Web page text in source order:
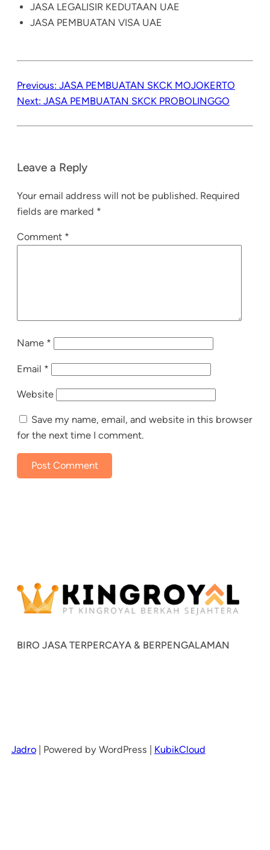
JASA LEGALISIR KEDUTAAN UAE
JASA PEMBUATAN VISA UAE
Previous: JASA PEMBUATAN SKCK MOJOKERTO
Next: JASA PEMBUATAN SKCK PROBOLINGGO
Leave a Reply
Your email address will not be published. Required
fields are marked *
Comment *
Name *
Email *
Website
Save my name, email, and website in this browser
for the next time I comment.
BIRO JASA TERPERCAYA & BERPENGALAMAN
Jadro Powered by WordPress | KubikCloud